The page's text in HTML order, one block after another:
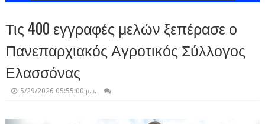
Τις 400 εγγραφές μελών ξεπέρασε ο
Πανεπαρχιακός Αγροτικός Σύλλογος
Ελασσόνας
5/29/2026 05:55:00 μ.μ.